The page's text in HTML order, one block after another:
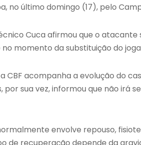
no último domingo (17), pelo
Cuca afirmou que o atacante
momento da substituição do
CBF acompanha a evolução do
por sua vez, informou que não irá
envolve repouso,